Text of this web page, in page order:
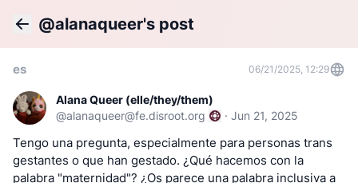
@alanaqueer's post
es 06/21/2025, 12:29
Alana Queer (elle/they/them)
@alanaqueer@fe.disroot.org · Jun 21, 2025
Tengo una pregunta, especialmente para personas trans
gestantes o que han gestado. ¿Qué hacemos con la
palabra "maternidad"? ¿Os parece una palabra inclusiva a